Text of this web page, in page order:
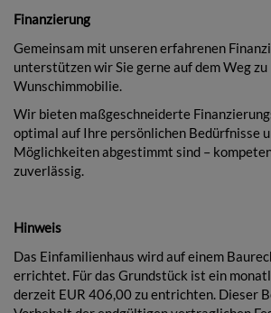
Finanzierung
Gemeinsam mit unseren erfahrenen
unterstützen wir Sie gerne auf dem Weg
Wunschimmobilie.
Wir bieten maßgeschneiderte
optimal auf Ihre persönlichen Bedürfnisse
Möglichkeiten abgestimmt sind –
zuverlässig.
Hinweis
Das Einfamilienhaus wird auf einem
errichtet. Für das Grundstück ist ein
derzeit EUR 406,00 zu entrichten. Dieser